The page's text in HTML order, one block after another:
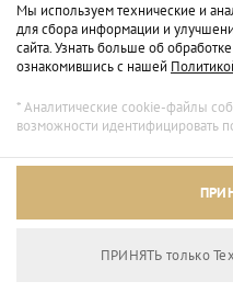
Мы используем технические и
для сбора информации и
сайта. Узнать больше об
ознакомившись с нашей
* Аналитические cookie-файлы
возможности идентифицировать
ПРИНЯТЬ только